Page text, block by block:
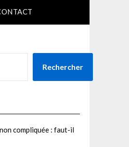
Rechercher
compliquée : faut-il